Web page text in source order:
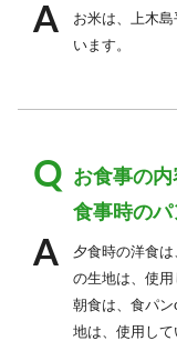
お米は、上木
います。
お食事の
食事時のパ
夕食時の洋食
の生地は、使用
朝食は、食パ
地は、使用して